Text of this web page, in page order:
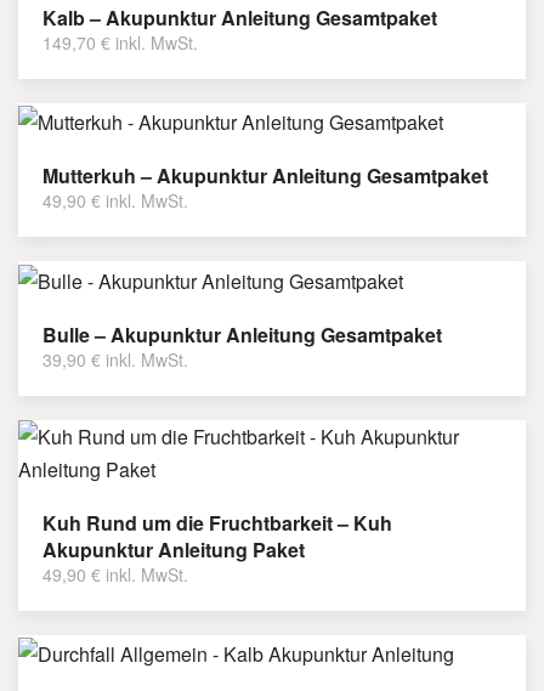
Kalb – Akupunktur Anleitung Gesamtpaket
149,70 € inkl. MwSt.
Mutterkuh – Akupunktur Anleitung Gesamtpaket
49,90 € inkl. MwSt.
Bulle – Akupunktur Anleitung Gesamtpaket
39,90 € inkl. MwSt.
Kuh Rund um die Fruchtbarkeit – Kuh
Akupunktur Anleitung Paket
49,90 € inkl. MwSt.